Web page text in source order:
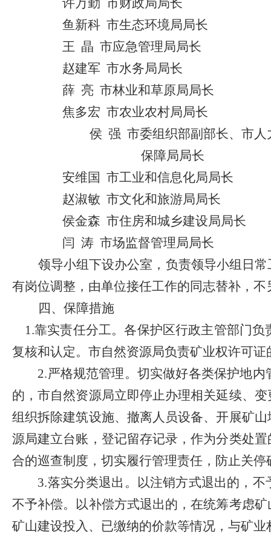
许万勤 市财政局局长
鱼新科 市生态环境局局长
王 晶 市应急管理局局长
赵建军 市水务局局长
薛 亮 市林业和草原局局长
焦多宏 市农业农村局局长
侯 强 市委组织部副部长、市人
保障局局长
安维国 市工业和信息化局局长
赵淑敏 市文化和旅游局局长
侯金森 市住房和城乡建设局局长
闫 涛 市场监督管理局局长
领导小组下设办公室， 负责领导小组日常
有岗位调整，由单位接任工作的同志替补，不
四、保障措施
1.靠实责任分工。各保护区行政主管部门
复核和认定。市自然资源局负责矿业权许可
2.严格规范管理。 切实做好各类保护地内
的，市自然资源局立即停止办理相关延续、
组织拆除建筑设施、撤离人员设备、开展矿
源局建立台账，登记留存记录，作为分类处
合的巡查制度，切实履行管理责任，防止关停
3.落实分类退出。
以注销方式退出的，
不予补偿。以补偿方式退出的，在统筹考虑
矿山建设投入、已缴纳的价款等情况，与矿